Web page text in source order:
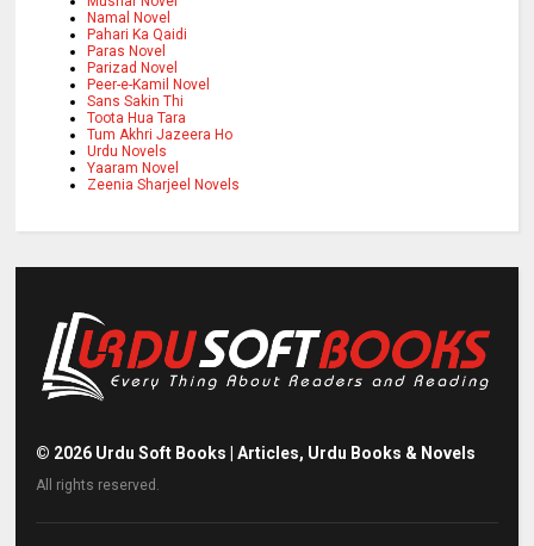
Namal Novel
Pahari Ka Qaidi
Paras Novel
Parizad Novel
Peer-e-Kamil Novel
Sans Sakin Thi
Toota Hua Tara
Tum Akhri Jazeera Ho
Urdu Novels
Yaaram Novel
Zeenia Sharjeel Novels
© 2026 Urdu Soft Books | Articles, Urdu Books & Novels
All rights reserved.